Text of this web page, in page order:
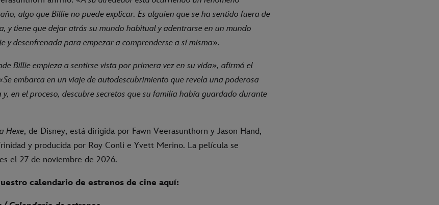
algo que Billie no puede explicar. Es alguien que se ha sentido fuera de
y tiene que dejar atrás su mundo habitual y adentrarse en un mundo
y desenfrenada para empezar a comprenderse a sí misma».
Billie empieza a sentirse vista por primera vez en su vida», afirmó el
embarca en un viaje de autodescubrimiento que revela una poderosa
en el proceso, descubre secretos que su familia había guardado durante
Hexe, de Disney, está dirigida por Fawn Veerasunthorn y Jason Hand,
y producida por Roy Conli e Yvett Merino. La película se
el 27 de noviembre de 2026.
calendario de estrenos de cine aquí: